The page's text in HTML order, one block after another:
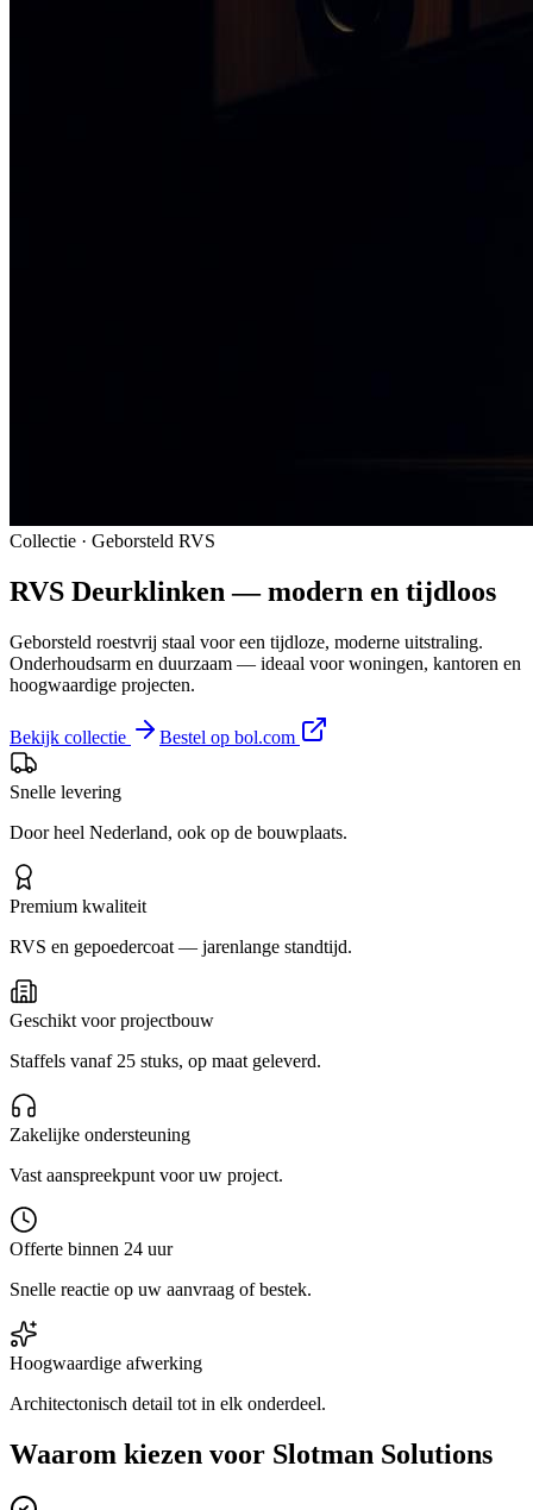
Collectie · Geborsteld RVS
RVS Deurklinken — modern en tijdloos
Geborsteld roestvrij staal voor een tijdloze, moderne uitstraling.
Onderhoudsarm en duurzaam — ideaal voor woningen, kantoren en
hoogwaardige projecten.
Bekijk collectie Bestel op bol.com
Snelle levering
Door heel Nederland, ook op de bouwplaats.
Premium kwaliteit
RVS en gepoedercoat — jarenlange standtijd.
Geschikt voor projectbouw
Staffels vanaf 25 stuks, op maat geleverd.
Zakelijke ondersteuning
Vast aanspreekpunt voor uw project.
Offerte binnen 24 uur
Snelle reactie op uw aanvraag of bestek.
Hoogwaardige afwerking
Architectonisch detail tot in elk onderdeel.
Waarom kiezen voor Slotman Solutions